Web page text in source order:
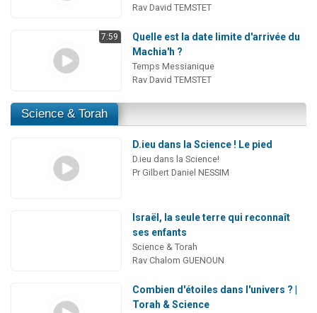
Rav David TEMSTET
7:59
Quelle est la date limite d'arrivée du
Machia'h ?
Temps Messianique
Rav David TEMSTET
Science & Torah
D.ieu dans la Science ! Le pied
D.ieu dans la Science!
Pr Gilbert Daniel NESSIM
Israël, la seule terre qui reconnaît
ses enfants
Science & Torah
Rav Chalom GUENOUN
Combien d'étoiles dans l'univers ? |
Torah & Science